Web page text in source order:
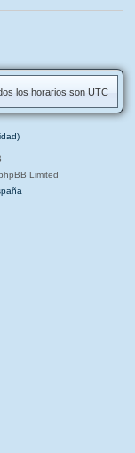
los horarios son UTC
Limited